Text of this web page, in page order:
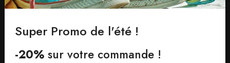
Avec suivi de votre commande
Super Promo de l'été !
-20% sur votre commande !